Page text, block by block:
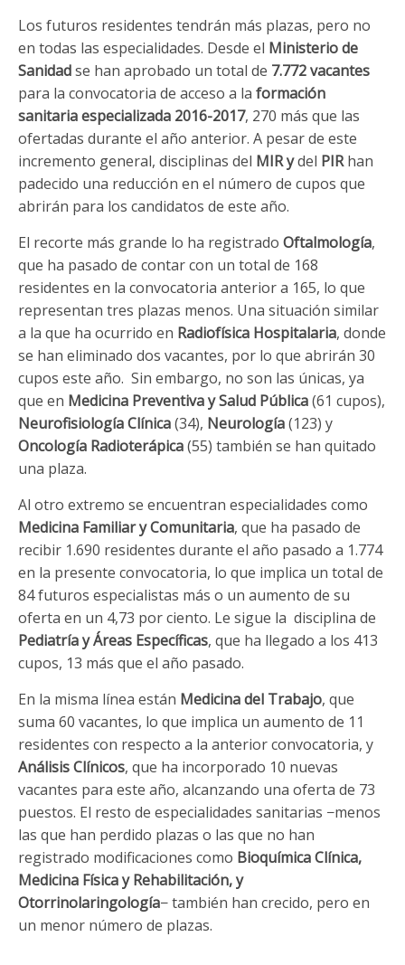
Los futuros residentes tendrán más plazas, pero no
en todas las especialidades. Desde el Ministerio de
Sanidadse han aprobado un total de 7.772 vacantes
para la convocatoria de acceso a la formación
sanitaria especializada 2016-2017, 270 más que las
ofertadas durante el año anterior. A pesar de este
incremento general, disciplinas del MIR ydel PIRhan
padecido una reducción en el número de cupos que
abrirán para los candidatos de este año.
El recorte más grande lo ha registrado Oftalmología,
que ha pasado de contar con un total de 168
residentes en la convocatoria anterior a 165, lo que
representan tres plazas menos. Una situación similar
a la que ha ocurrido en Radiofísica Hospitalaria, donde
se han eliminado dos vacantes, por lo que abrirán 30
cupos este año. Sin embargo, no son las únicas, ya
que en Medicina Preventiva y Salud Pública(61 cupos),
Neurofisiología Clínica(34), Neurología(123) y
Oncología Radioterápica(55) también se han quitado
una plaza.
Al otro extremo se encuentran especialidades como
Medicina Familiar y Comunitaria, que ha pasado de
recibir 1.690 residentes durante el año pasado a 1.774
en la presente convocatoria, lo que implica un total de
84 futuros especialistas más o un aumento de su
oferta en un 4,73 por ciento. Le sigue la disciplina de
Pediatría y Áreas Específicas, que ha llegado a los 413
cupos, 13 más que el año pasado.
En la misma línea están Medicina del Trabajo, que
suma 60 vacantes, lo que implica un aumento de 11
residentes con respecto a la anterior convocatoria, y
Análisis Clínicos, que ha incorporado 10 nuevas
vacantes para este año, alcanzando una oferta de 73
puestos. El resto de especialidades sanitarias −menos
las que han perdido plazas o las que no han
registrado modificaciones como Bioquímica Clínica,
Medicina Física y Rehabilitación, y
Otorrinolaringología− también han crecido, pero en
un menor número de plazas.